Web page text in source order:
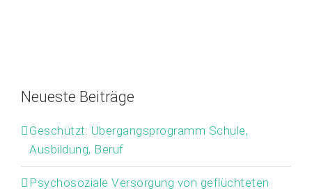
Neueste Beiträge
Geschützt: Übergangsprogramm Schule,
Ausbildung, Beruf
Psychosoziale Versorgung von geflüchteten